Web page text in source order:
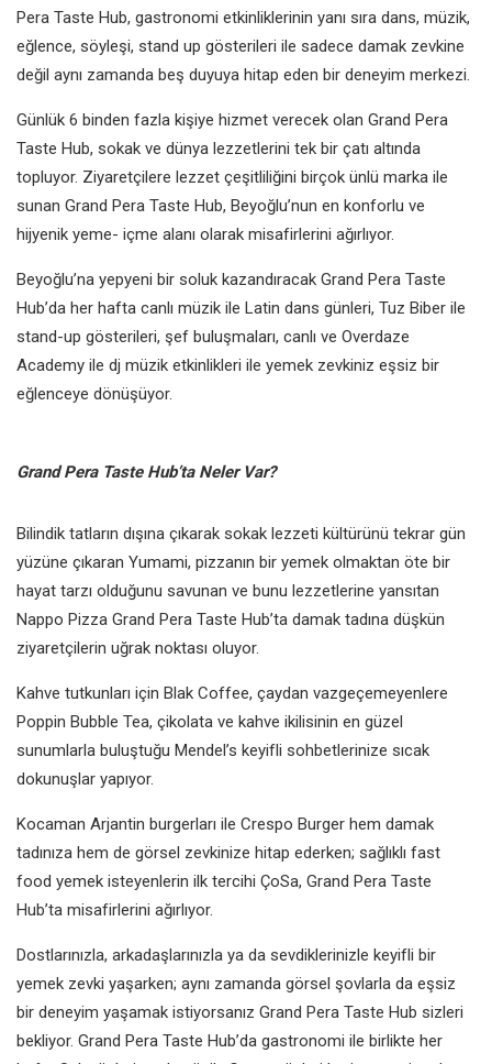
Pera Taste Hub, gastronomi etkinliklerinin yanı sıra dans, müzik,
eğlence, söyleşi, stand up gösterileri ile sadece damak zevkine
değil aynı zamanda beş duyuya hitap eden bir deneyim merkezi.
Günlük 6 binden fazla kişiye hizmet verecek olan Grand Pera
Taste Hub, sokak ve dünya lezzetlerini tek bir çatı altında
topluyor. Ziyaretçilere lezzet çeşitliliğini birçok ünlü marka ile
sunan Grand Pera Taste Hub, Beyoğlu’nun en konforlu ve
hijyenik yeme- içme alanı olarak misafirlerini ağırlıyor.
Beyoğlu’na yepyeni bir soluk kazandıracak Grand Pera Taste
Hub’da her hafta canlı müzik ile Latin dans günleri, Tuz Biber ile
stand-up gösterileri, şef buluşmaları, canlı ve Overdaze
Academy ile dj müzik etkinlikleri ile yemek zevkiniz eşsiz bir
eğlenceye dönüşüyor.
Grand Pera Taste Hub’ta Neler Var?
Bilindik tatların dışına çıkarak sokak lezzeti kültürünü tekrar gün
yüzüne çıkaran Yumami, pizzanın bir yemek olmaktan öte bir
hayat tarzı olduğunu savunan ve bunu lezzetlerine yansıtan
Nappo Pizza Grand Pera Taste Hub’ta damak tadına düşkün
ziyaretçilerin uğrak noktası oluyor.
Kahve tutkunları için Blak Coffee, çaydan vazgeçemeyenlere
Poppin Bubble Tea, çikolata ve kahve ikilisinin en güzel
sunumlarla buluştuğu Mendel’s keyifli sohbetlerinize sıcak
dokunuşlar yapıyor.
Kocaman Arjantin burgerları ile Crespo Burger hem damak
tadınıza hem de görsel zevkinize hitap ederken; sağlıklı fast
food yemek isteyenlerin ilk tercihi ÇoSa, Grand Pera Taste
Hub’ta misafirlerini ağırlıyor.
Dostlarınızla, arkadaşlarınızla ya da sevdiklerinizle keyifli bir
yemek zevki yaşarken; aynı zamanda görsel şovlarla da eşsiz
bir deneyim yaşamak istiyorsanız Grand Pera Taste Hub sizleri
bekliyor. Grand Pera Taste Hub’da gastronomi ile birlikte her